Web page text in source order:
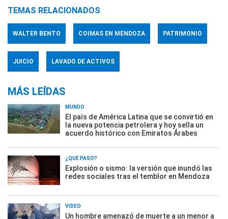
TEMAS RELACIONADOS
WALTER BENTO COIMAS EN MENDOZA PATRIMONIO
JUICIO LAVADO DE ACTIVOS
MÁS LEÍDAS
MUNDO
El país de América Latina que se convirtió en
la nueva potencia petrolera y hoy sella un
acuerdo histórico con Emiratos Árabes
¿QUÉ PASÓ?
Explosión o sismo: la versión que inundó las
redes sociales tras el temblor en Mendoza
VIDEO
Un hombre amenazó de muerte a un menor a